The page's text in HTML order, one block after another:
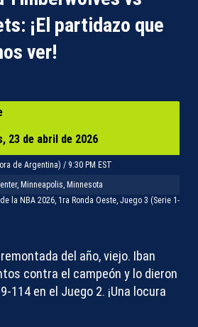
¡El partidazo que
ver!
23 de abril de 2026
de Argentina) / 9:30 PM EST
Minneapolis, Minnesota
la NBA 2026, 1ra Ronda Oeste, Juego 3 (Serie 1-
del año, viejo. Iban
contra el campeón y lo dieron
114 en el Juego 2. ¡Una locura